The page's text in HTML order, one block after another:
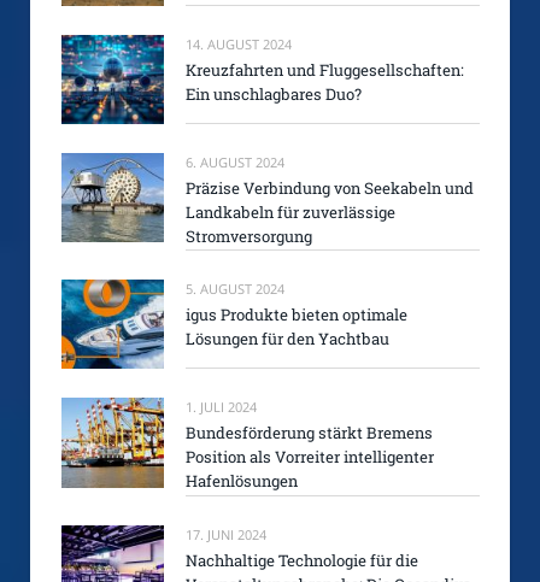
14. AUGUST 2024
Kreuzfahrten und Fluggesellschaften:
Ein unschlagbares Duo?
6. AUGUST 2024
Präzise Verbindung von Seekabeln und
Landkabeln für zuverlässige
Stromversorgung
5. AUGUST 2024
igus Produkte bieten optimale
Lösungen für den Yachtbau
1. JULI 2024
Bundesförderung stärkt Bremens
Position als Vorreiter intelligenter
Hafenlösungen
17. JUNI 2024
Nachhaltige Technologie für die